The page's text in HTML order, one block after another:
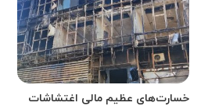
خسارت‌های عظیم مالی اغتشاشات